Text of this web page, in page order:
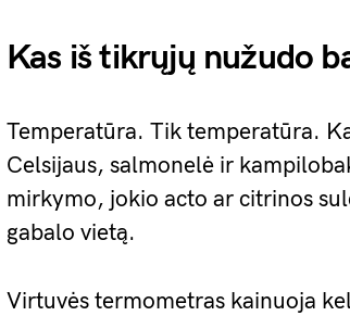
Kas iš tikrųjų nužudo
Temperatūra. Tik temperatūra.
Celsijaus, salmonelė ir
mirkymo, jokio acto ar citrinos
gabalo vietą.
Virtuvės termometras kainuoja